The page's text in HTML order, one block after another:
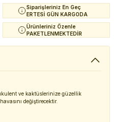
Siparişleriniz En Geç
ERTESİ GÜN KARGODA
Ürünleriniz Özenle
PAKETLENMEKTEDİR
ve kaktüslerinize güzellik
değiştirecektir.